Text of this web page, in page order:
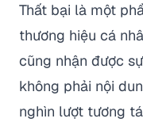
Thất bại là một
thương hiệu cá
cũng nhận được
không phải nội
nghìn lượt tương